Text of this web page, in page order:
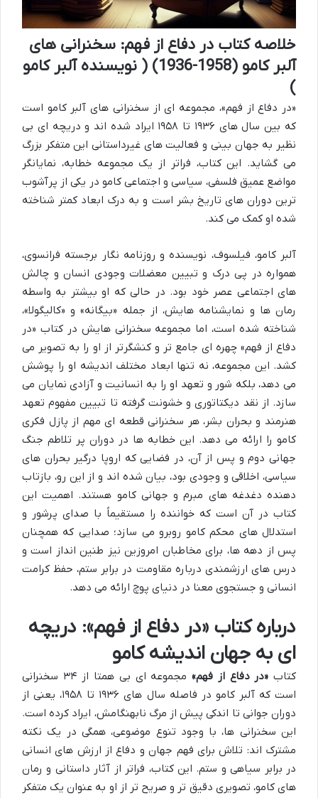
خلاصه کتاب در دفاع از فهم: سخنرانی های
آلبر کامو (1958-1936) ( نویسنده آلبر کامو
)
«در دفاع از فهم»، مجموعه ای از سخنرانی های آلبر کامو است
که بین سال های ۱۹۳۶ تا ۱۹۵۸ ایراد شده اند و دریچه ای بی
نظیر به جهان بینی و فعالیت های غیرداستانی این متفکر بزرگ
می گشاید. این کتاب، فراتر از یک مجموعه خطابه، نمایانگر
مواضع عمیق فلسفی، سیاسی و اجتماعی کامو در یکی از پرآشوب
ترین دوران های تاریخ بشر است و به درک ابعاد کمتر شناخته
شده او کمک می کند.
آلبر کامو، فیلسوف، نویسنده و روزنامه نگار برجسته فرانسوی،
همواره در پی درک و تبیین معضلات وجودی انسان و چالش
های اجتماعی عصر خود بود. در حالی که او بیشتر به واسطه
رمان ها و نمایشنامه هایش، از جمله «بیگانه» و «کالیگولا»،
شناخته شده است، اما مجموعه سخنرانی هایش در کتاب «در
دفاع از فهم» چهره ای جامع تر و کنشگرتر از او را به تصویر می
کشد. این مجموعه، نه تنها ابعاد مختلف اندیشه او را پوشش
می دهد، بلکه شور و تعهد او را به انسانیت و آزادی نمایان می
سازد. از نقد دیکتاتوری و خشونت گرفته تا تبیین مفهوم تعهد
هنرمند و بحران بشر، هر سخنرانی قطعه ای مهم از پازل فکری
کامو را ارائه می دهد. این خطابه ها در دوران پر تلاطم جنگ
جهانی دوم و پس از آن، در فضایی که اروپا درگیر بحران های
سیاسی، اخلاقی و وجودی بود، بیان شده اند و از این رو، بازتاب
دهنده دغدغه های مبرم و جهانی کامو هستند. اهمیت این
کتاب در آن است که خواننده را مستقیماً با صدای پرشور و
استدلال های محکم کامو روبرو می سازد؛ صدایی که همچنان
پس از دهه ها، برای مخاطبان امروزین نیز طنین انداز است و
درس های ارزشمندی درباره مقاومت در برابر ستم، حفظ کرامت
انسانی و جستجوی معنا در دنیای پوچ ارائه می دهد.
درباره کتاب «در دفاع از فهم»: دریچه
ای به جهان اندیشه کامو
کتاب «در دفاع از فهم»
مجموعه ای بی همتا از ۳۴ سخنرانی
است که آلبر کامو در فاصله سال های ۱۹۳۶ تا ۱۹۵۸، یعنی از
دوران جوانی تا اندکی پیش از مرگ نابهنگامش، ایراد کرده است.
این سخنرانی ها، با وجود تنوع موضوعی، همگی در یک نکته
مشترک اند: تلاش برای فهم جهان و دفاع از ارزش های انسانی
در برابر سیاهی و ستم. این کتاب، فراتر از آثار داستانی و رمان
های کامو، تصویری دقیق تر و صریح تر از او به عنوان یک متفکر